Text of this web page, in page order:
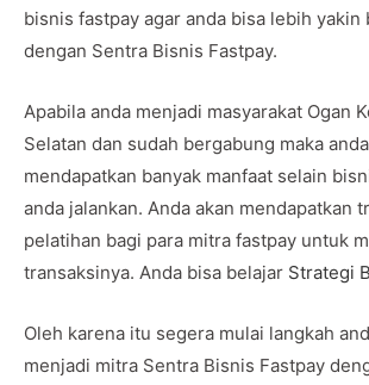
bisnis fastpay agar anda bisa lebih yakin
dengan Sentra Bisnis Fastpay.
Apabila anda menjadi masyarakat Ogan
Selatan dan sudah bergabung maka
mendapatkan banyak manfaat selain
anda jalankan. Anda akan mendapatkan
pelatihan bagi para mitra fastpay untuk
transaksinya. Anda bisa belajar Strategi
Oleh karena itu segera mulai langkah
menjadi mitra Sentra Bisnis Fastpay